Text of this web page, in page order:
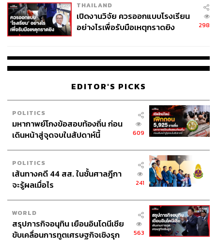
THAILAND
เปิดงานวิจัย ควรออกแบบโรงเรียน
อย่างไรเพื่อรับมือเหตุกราดยิง
298
EDITOR'S PICKS
POLITICS
มหากาพย์โกงข้อสอบท้องถิ่น ก่อน
เดินหน้าสู่จุดจบในสัปดาห์นี้
609
POLITICS
เส้นทางคดี 44 สส. ในชั้นศาลฎีกา
จะรู้ผลเมื่อไร
241
WORLD
สรุปภารกิจอนุทิน เยือนอินโดนีเซีย
ขับเคลื่อนการทูตเศรษฐกิจเชิงรุก
563